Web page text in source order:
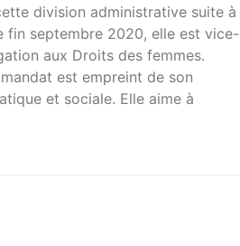
division administrative suite à
fin septembre 2020, elle est vice-
aux Droits des femmes.
est empreint de son
et sociale. Elle aime à